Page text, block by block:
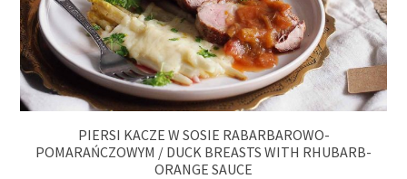
PIERSI KACZE W SOSIE RABARBAROWO-
POMARAŃCZOWYM / DUCK BREASTS WITH RHUBARB-
ORANGE SAUCE